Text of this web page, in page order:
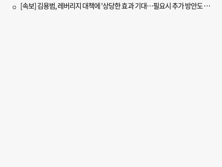
[속보] 김용범, 레버리지 대책에 '상당한 효과 기대…필요시 추가 방안도 검토'